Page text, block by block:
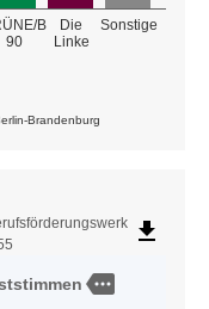
B
90
Die
Linke
Sonstige
Brandenburg
file_download
more